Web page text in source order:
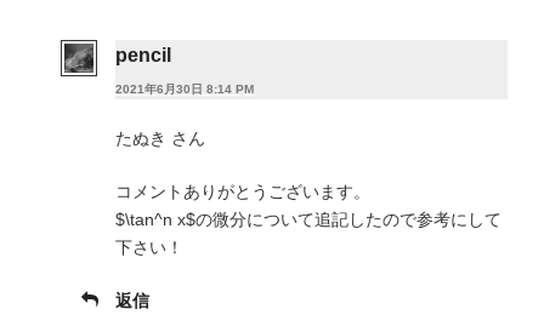
pencil
2021年6月30日 8:14 PM
たぬき さん
コメントありがとうございます。
$\tan^n x$の微分について追記したので参考にして
下さい！
返信